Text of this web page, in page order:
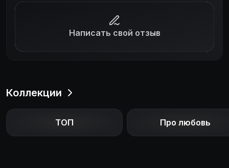
Написать свой отзыв
Коллекции
ТОП Про любовь